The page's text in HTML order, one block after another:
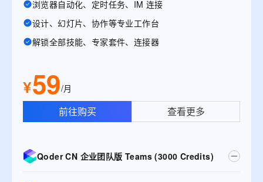
浏览器自动化、定时任务、IM 连接
设计、幻灯片、协作等专业工作台
解锁全部技能、专家套件、连接器
¥59/月
前往购买 查看更多
Qoder CN 企业团队版 Teams (3000 Credits)